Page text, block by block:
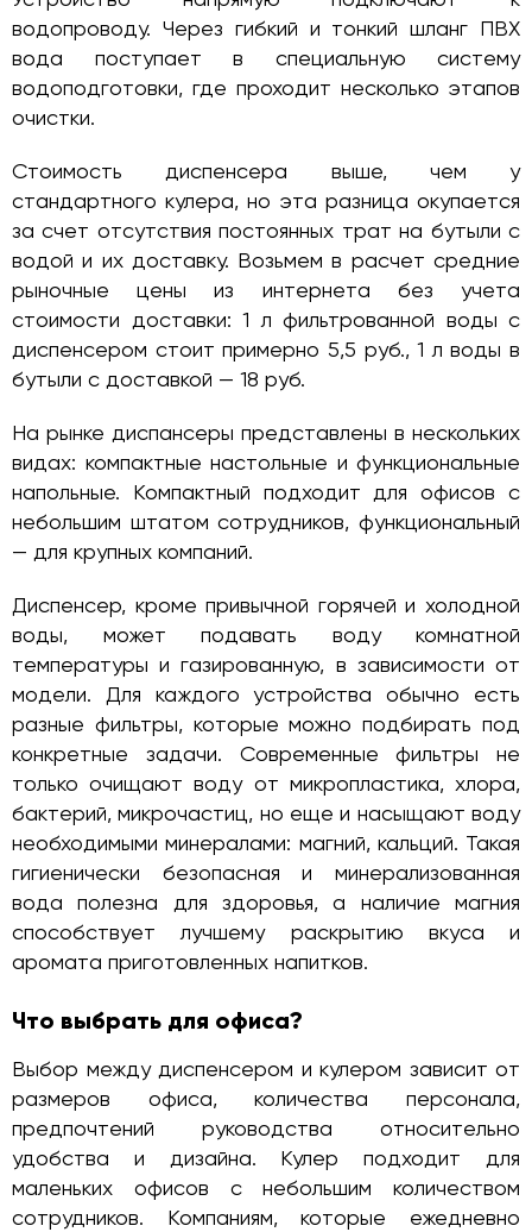
водопроводу. Через гибкий и тонкий шланг ПВХ
вода поступает в специальную систему
водоподготовки, где проходит несколько этапов
очистки.
Стоимость диспенсера выше, чем у
стандартного кулера, но эта разница окупается
за счет отсутствия постоянных трат на бутыли с
водой и их доставку. Возьмем в расчет средние
рыночные цены из интернета без учета
стоимости доставки: 1 л фильтрованной воды с
диспенсером стоит примерно 5,5 руб., 1 л воды в
бутыли с доставкой — 18 руб.
На рынке диспансеры представлены в нескольких
видах: компактные настольные и функциональные
напольные. Компактный подходит для офисов с
небольшим штатом сотрудников, функциональный
— для крупных компаний.
Диспенсер, кроме привычной горячей и холодной
воды, может подавать воду комнатной
температуры и газированную, в зависимости от
модели. Для каждого устройства обычно есть
разные фильтры, которые можно подбирать под
конкретные задачи. Современные фильтры не
только очищают воду от микропластика, хлора,
бактерий, микрочастиц, но еще и насыщают воду
необходимыми минералами: магний, кальций. Такая
гигиенически безопасная и минерализованная
вода полезна для здоровья, а наличие магния
способствует лучшему раскрытию вкуса и
аромата приготовленных напитков.
Что выбрать для офиса?
Выбор между диспенсером и кулером зависит от
размеров офиса, количества персонала,
предпочтений руководства относительно
удобства и дизайна. Кулер подходит для
маленьких офисов с небольшим количеством
сотрудников. Компаниям, которые ежедневно